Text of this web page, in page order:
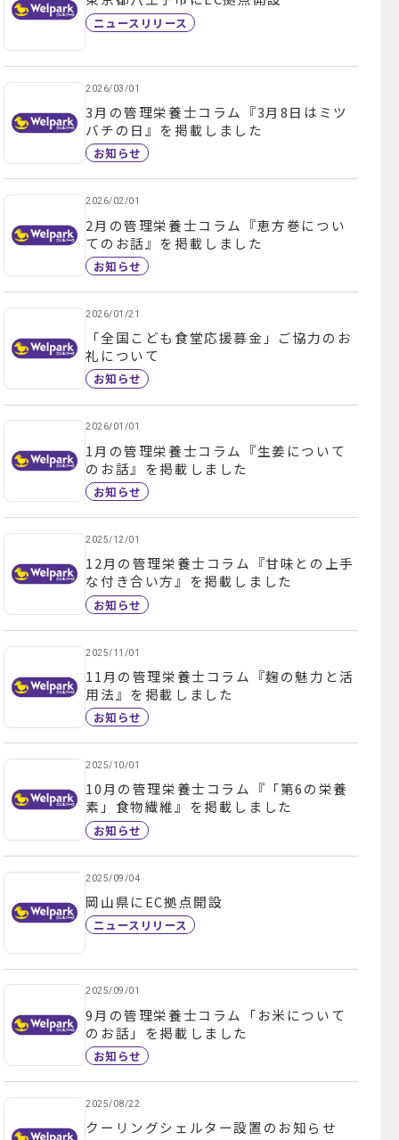
ニュースリリース
2026/03/01
3月の管理栄養士コラム『3月8日はミツ
バチの日』を掲載しました
お知らせ
2026/02/01
2月の管理栄養士コラム『恵方巻につい
てのお話』を掲載しました
お知らせ
2026/01/21
「全国こども食堂応援募金」ご協力のお
礼について
お知らせ
2026/01/01
1月の管理栄養士コラム『生姜について
のお話』を掲載しました
お知らせ
2025/12/01
12月の管理栄養士コラム『甘味との上手
な付き合い方』を掲載しました
お知らせ
2025/11/01
11月の管理栄養士コラム『麹の魅力と活
用法』を掲載しました
お知らせ
2025/10/01
10月の管理栄養士コラム『「第6の栄養
素」食物繊維』を掲載しました
お知らせ
2025/09/04
岡山県にEC拠点開設
ニュースリリース
2025/09/01
9月の管理栄養士コラム「お米について
のお話」を掲載しました
お知らせ
2025/08/22
クーリングシェルター設置のお知らせ